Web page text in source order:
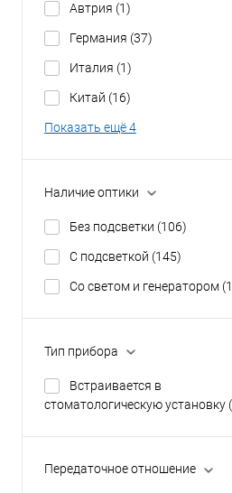
Автрия (1)
Германия (37)
Италия (1)
Китай (16)
Показать ещё 4
Наличие оптики
Без подсветки (106)
С подсветкой (145)
Со светом и генератором
Тип прибора
Встраивается в
стоматологическую установку
Передаточное отношение